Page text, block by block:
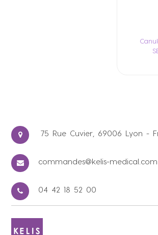
75 Rue Cuvier, 69006 Lyon -
commandes@kelis-medical.com
04 42 18 52 00